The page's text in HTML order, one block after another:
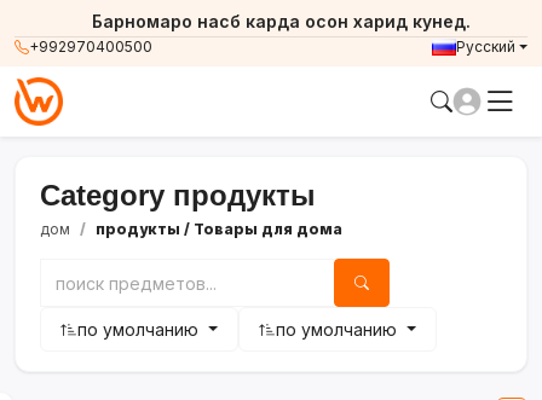
+992970400500
Барномаро насб карда осон харид кунед.
Русский
Category продукты
дом продукты / Товары для дома
по умолчанию по умолчанию